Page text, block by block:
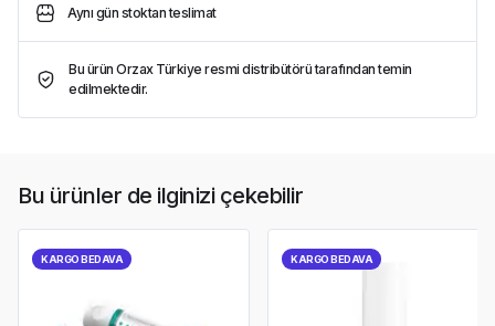
Aynı gün stoktan teslimat
Bu ürün Orzax Türkiye resmi distribütörü tarafından temin
edilmektedir.
Bu ürünler de ilginizi çekebilir
KARGO BEDAVA KARGO BEDAVA